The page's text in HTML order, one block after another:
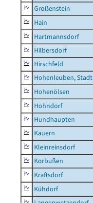
Großenstein
Hain
Hartmannsdorf
Hilbersdorf
Hirschfeld
Hohenleuben, Stadt
Hohenölsen
Hohndorf
Hundhaupten
Kauern
Kleinreinsdorf
Korbußen
Kraftsdorf
Kühdorf